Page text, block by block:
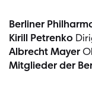
Berliner
Kirill Petrenko
Albrecht Mayer
Mitglieder der